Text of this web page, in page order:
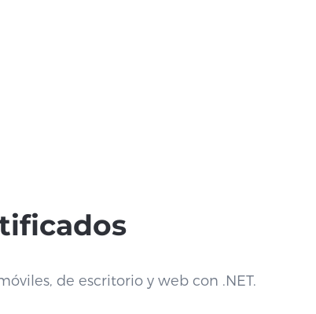
de escritorio y web con .NET.